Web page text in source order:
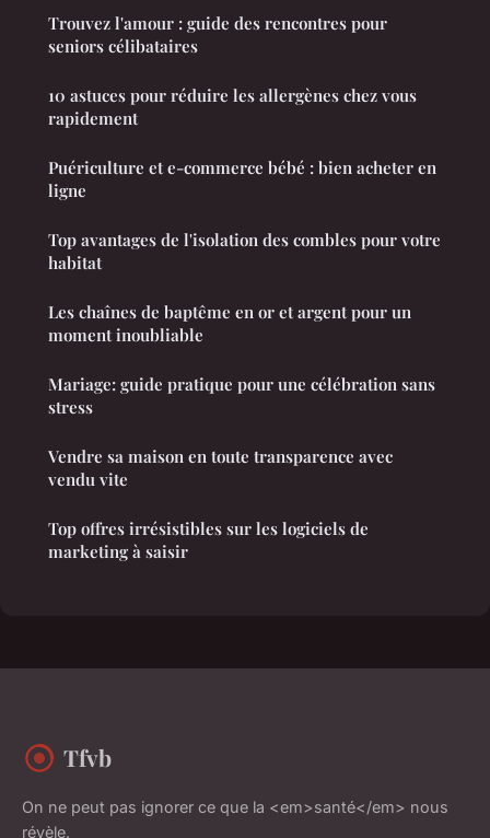
Trouvez l'amour : guide des rencontres pour
seniors célibataires
10 astuces pour réduire les allergènes chez vous
rapidement
Puériculture et e-commerce bébé : bien acheter en
ligne
Top avantages de l'isolation des combles pour votre
habitat
Les chaînes de baptême en or et argent pour un
moment inoubliable
Mariage: guide pratique pour une célébration sans
stress
Vendre sa maison en toute transparence avec
vendu vite
Top offres irrésistibles sur les logiciels de
marketing à saisir
Tfvb
On ne peut pas ignorer ce que la <em>santé</em> nous
révèle.